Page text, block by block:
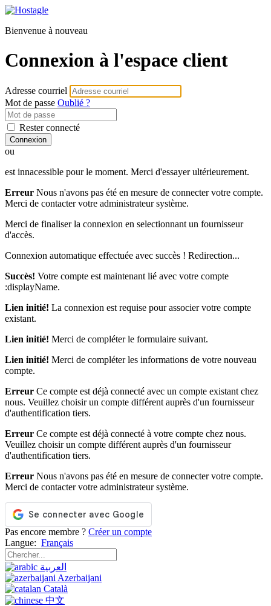
Bienvenue à nouveau
Connexion à l'espace client
Adresse courriel
Mot de passe Oublié ?
Rester connecté
Connexion
ou
est innacessible pour le moment. Merci d'essayer ultérieurement.
Erreur Nous n'avons pas été en mesure de connecter votre compte.
Merci de contacter votre administrateur système.
Merci de finaliser la connexion en selectionnant un fournisseur
d'accès.
Connexion automatique effectuée avec succès ! Redirection...
Succès! Votre compte est maintenant lié avec votre compte
:displayName.
Lien initié! La connexion est requise pour associer votre compte
existant.
Lien initié! Merci de compléter le formulaire suivant.
Lien initié! Merci de compléter les informations de votre nouveau
compte.
Erreur Ce compte est déjà connecté avec un compte existant chez
nous. Veuillez choisir un compte différent auprès d'un fournisseur
d'authentification tiers.
Erreur Ce compte est déjà connecté à votre compte chez nous.
Veuillez choisir un compte différent auprès d'un fournisseur
d'authentification tiers.
Erreur Nous n'avons pas été en mesure de connecter votre compte.
Merci de contacter votre administrateur système.
Pas encore membre ? Créer un compte
Langue: Français
العربية
Azerbaijani
Català
中文